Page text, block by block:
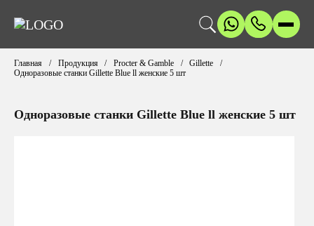
Главная Продукция Procter & Gamble
Gillette
Одноразовые станки Gillette Blue ll женские 5 шт
Одноразовые станки Gillette Blue ll женские 5 шт